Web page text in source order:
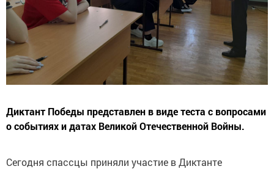
Диктант Победы представлен в виде теста с вопросами
о событиях и датах Великой Отечественной Войны.
Сегодня спассцы приняли участие в Диктанте